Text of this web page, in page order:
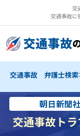
交
交通事故に
交通事故 弁護士検索
朝日新聞
交通事故ト